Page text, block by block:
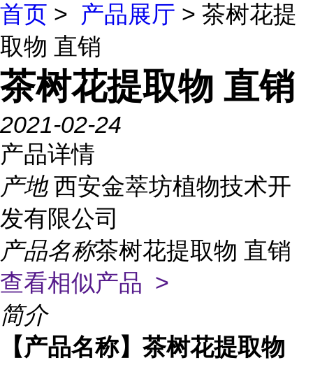
首页 > 产品展厅 > 茶树花提
取物 直销
茶树花提取物 直销
2021-02-24
产品详情
产地 西安金萃坊植物技术开
发有限公司
产品名称茶树花提取物 直销
查看相似产品 >
简介
【产品名称】茶树花提取物